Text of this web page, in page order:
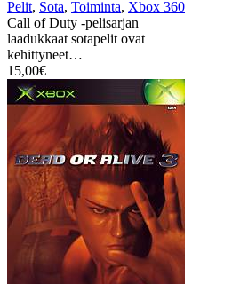
Pelit, Sota, Toiminta, Xbox 360
Call of Duty -pelisarjan
laadukkaat sotapelit ovat
kehittyneet…
15,00€